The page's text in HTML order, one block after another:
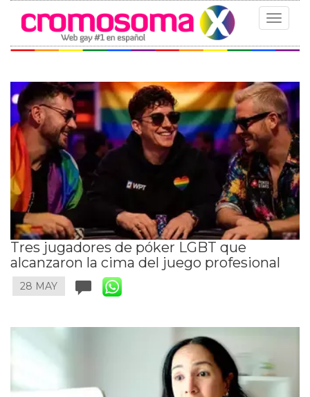
Toggle
Tres jugadores de póker LGBT que
alcanzaron la cima del juego profesional
28 MAY